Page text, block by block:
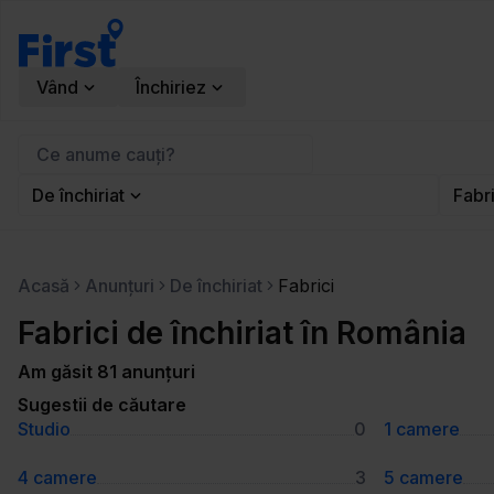
Vând
Închiriez
De închiriat
Acasă Anunțuri De închiriat Fabrici
Fabrici de închiriat în România
Am găsit 81 anunțuri
Sugestii de căutare
Studio
0 1 camere
4 camere 3 5 camere